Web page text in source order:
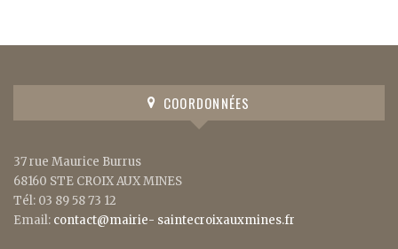
COORDONNÉES
37 rue Maurice Burrus
68160 STE CROIX AUX MINES
Tél: 03 89 58 73 12
Email: contact@mairie- saintecroixauxmines.fr